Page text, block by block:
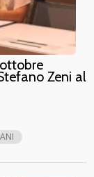
Zeni al